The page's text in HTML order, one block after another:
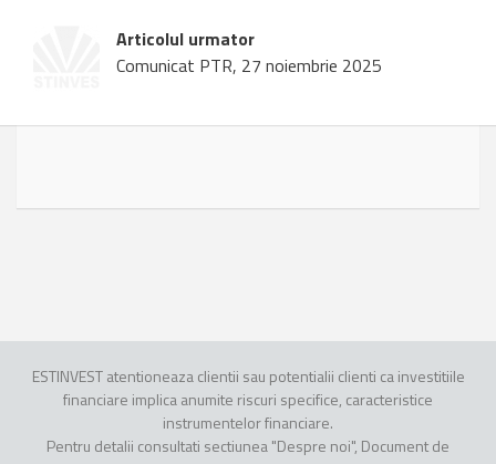
Articolul urmator
Comunicat PTR, 27 noiembrie 2025
ESTINVEST atentioneaza clientii sau potentialii clienti ca investitiile
financiare implica anumite riscuri specifice, caracteristice
instrumentelor financiare.
Pentru detalii consultati sectiunea "Despre noi", Document de